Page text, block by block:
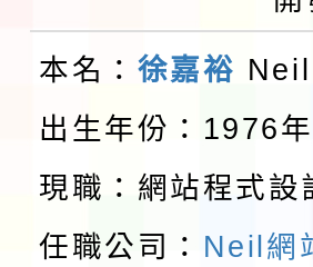
告(不再辦理
賽實施要點
本市「115
程安排一案
「桃園市補
展演活動實
請一案
教育部校安
報
淨零綠領人
本名： 徐嘉裕
出生年份：1976年
現職：網站程式設
任職公司： Neil網